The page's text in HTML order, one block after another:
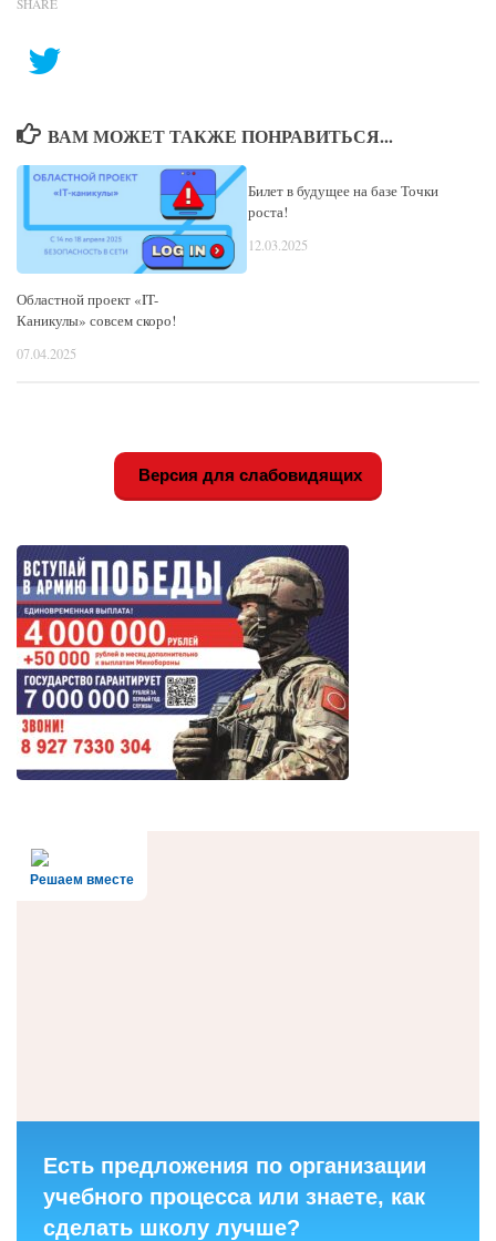
SHARE
ВАМ МОЖЕТ ТАКЖЕ ПОНРАВИТЬСЯ...
Областной проект «IT-
Каникулы» совсем скоро!
07.04.2025
Билет в будущее на базе Точки
роста!
12.03.2025
Версия для слабовидящих
Решаем вместе
Есть предложения по организации
учебного процесса или знаете, как
сделать школу лучше?